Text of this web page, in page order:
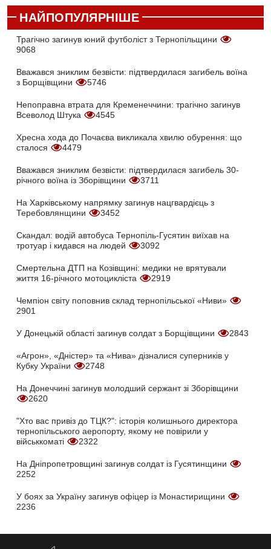
НАЙПОПУЛЯРНІШЕ
Трагічно загинув юний футболіст з Тернопільщини
9068
Вважався зниклим безвісти: підтвердилася загибель воїна
з Борщівщини
5746
Непоправна втрата для Кременеччини: трагічно загинув
Всеволод Штука
4545
Хресна хода до Почаєва викликала хвилю обурення: що
сталося
4479
Вважався зниклим безвісти: підтвердилася загибель 30-
річного воїна із Зборівщини
3711
На Харківському напрямку загинув нацгвардієць з
Теребовлянщини
3452
Скандал: водій автобуса Тернопіль-Гусятин виїхав на
тротуар і кидався на людей
3092
Смертельна ДТП на Козівщині: медики не врятували
життя 16-річного мотоцикліста
2919
Чемпіон світу поповнив склад тернопільської «Ниви»
2901
У Донецькій області загинув солдат з Борщівщини 2843
«Агрон», «Дністер» та «Нива» дізналися суперників у
Кубку України
2748
На Донеччині загинув молодший сержант зі Зборівщини
2620
"Хто вас привіз до ТЦК?": історія колишнього директора
тернопільського аеропорту, якому не повірили у
військкоматі
2322
На Дніпропетровщині загинув солдат із Гусятинщини
2252
У боях за Україну загинув офіцер із Монастирищини
2236